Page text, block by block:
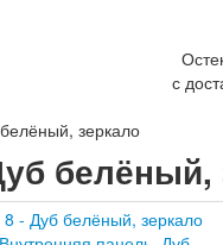
с
зеркало
белёный,